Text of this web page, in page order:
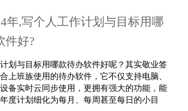
年,写个人工作计划与目标用哪
件好?
划与目标用哪款待办软件好呢？其实敬业签
上班族使用的待办软件，它不仅支持电脑、
备实时云同步使用，更拥有强大的功能，能
度计划细化为每月、每周甚至每日的小目